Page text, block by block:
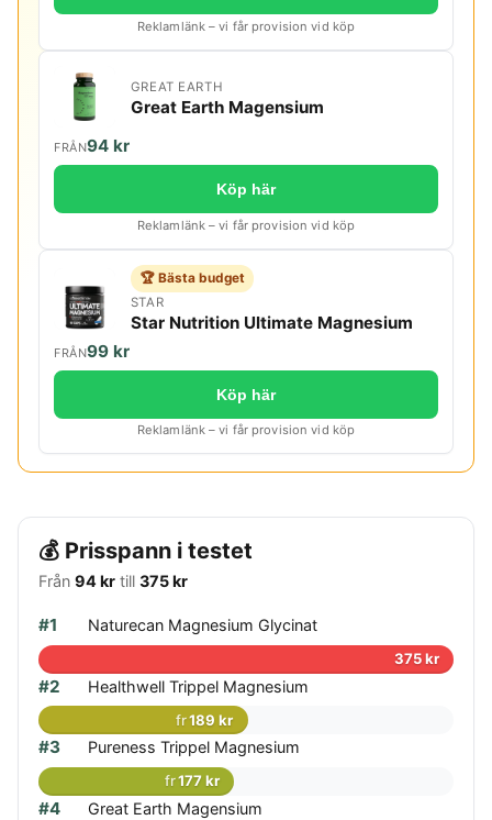
Reklamlänk – vi får provision vid köp
GREAT EARTH
Great Earth Magensium
FRÅN94 kr
Köp här
Reklamlänk – vi får provision vid köp
🏆 Bästa budget
STAR
Star Nutrition Ultimate Magnesium
FRÅN99 kr
Köp här
Reklamlänk – vi får provision vid köp
💰 Prisspann i testet
Från 94 krtill 375 kr
#1 Naturecan Magnesium Glycinat
375 kr
#2 Healthwell Trippel Magnesium
fr189 kr
#3 Pureness Trippel Magnesium
fr177 kr
#4 Great Earth Magensium